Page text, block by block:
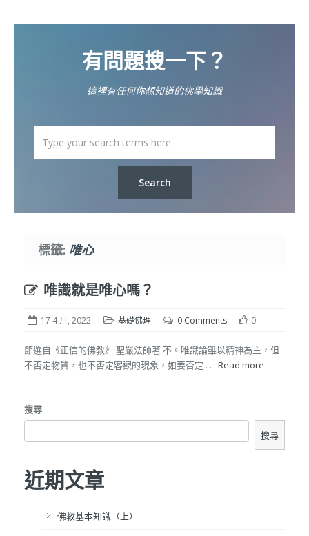
有問題搜一下？
這裡有任何你想知道的佛學知識
標籤: 唯心
唯識就是唯心嗎？
17 4 月, 2022 基礎佛理 0 Comments 0
節選自《正信的佛教》 聖嚴法師著 不。唯識論雖以精神為主，但
不否定物質，也不否定客觀的現象，如要否定 . . . Read more
搜尋
搜尋
近期文章
佛教基本知識（上）